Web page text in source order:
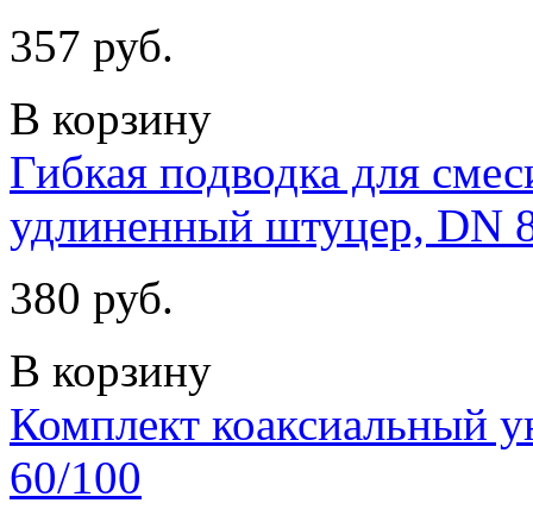
357 руб.
В корзину
Гибкая подводка для
удлиненный штуцер, DN
380 руб.
В корзину
Комплект коаксиальный
60/100